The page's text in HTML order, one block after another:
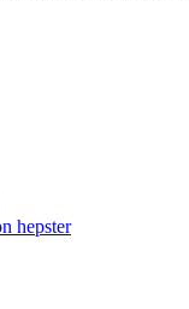
hepster